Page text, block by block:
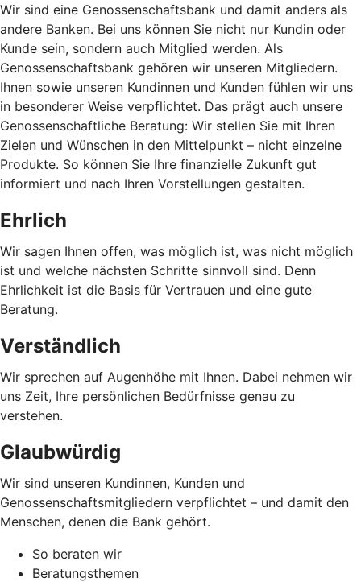
Wir sind eine Genossenschaftsbank und damit anders als
andere Banken. Bei uns können Sie nicht nur Kundin oder
Kunde sein, sondern auch Mitglied werden. Als
Genossenschaftsbank gehören wir unseren Mitgliedern.
Ihnen sowie unseren Kundinnen und Kunden fühlen wir uns
in besonderer Weise verpflichtet. Das prägt auch unsere
Genossenschaftliche Beratung: Wir stellen Sie mit Ihren
Zielen und Wünschen in den Mittelpunkt – nicht einzelne
Produkte. So können Sie Ihre finanzielle Zukunft gut
informiert und nach Ihren Vorstellungen gestalten.
Ehrlich
Wir sagen Ihnen offen, was möglich ist, was nicht möglich
ist und welche nächsten Schritte sinnvoll sind. Denn
Ehrlichkeit ist die Basis für Vertrauen und eine gute
Beratung.
Verständlich
Wir sprechen auf Augenhöhe mit Ihnen. Dabei nehmen wir
uns Zeit, Ihre persönlichen Bedürfnisse genau zu
verstehen.
Glaubwürdig
Wir sind unseren Kundinnen, Kunden und
Genossenschaftsmitgliedern verpflichtet – und damit den
Menschen, denen die Bank gehört.
So beraten wir
Beratungsthemen